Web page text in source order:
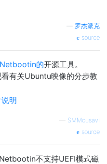
罗杰派克
source
的开源工具。
有关Ubuntu映像的分步教
— SMMousavi
source
不支持UEFI模式磁